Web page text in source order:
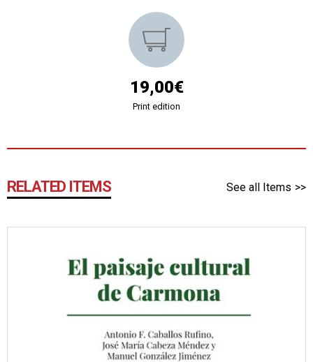
19,00€
Print edition
RELATED ITEMS See all Items